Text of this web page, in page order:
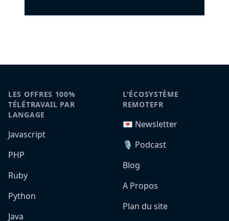
LES OFFRES 100%
TÉLÉTRAVAIL PAR
LANGAGE
Javascript
PHP
Ruby
Python
Java
L'ÉCOSYSTÈME
REMOTEFR
💌 Newsletter
🎙️ Podcast
Blog
A Propos
Plan du site